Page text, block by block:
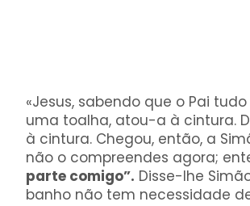
«Jesus, sabendo que o Pai
uma toalha, atou-a à cintura.
à cintura. Chegou, então, a
não o compreendes agora;
parte comigo”. Disse-lhe
banho não tem necessidade